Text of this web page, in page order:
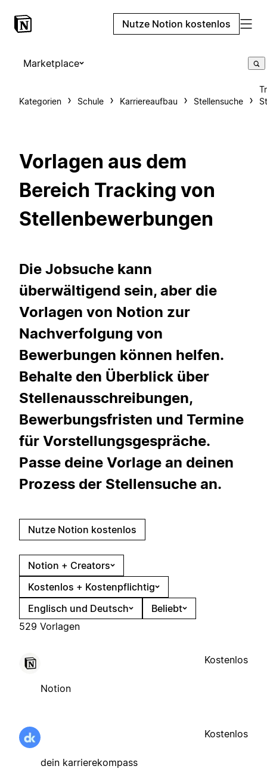
Nutze Notion kostenlos
Marketplace
Kategorien Schule Karriereaufbau Stellensuche
Vorlagen aus dem
Bereich Tracking von
Stellenbewerbungen
Die Jobsuche kann
überwältigend sein, aber die
Vorlagen von Notion zur
Nachverfolgung von
Bewerbungen können helfen.
Behalte den Überblick über
Stellenausschreibungen,
Bewerbungsfristen und Termine
für Vorstellungsgespräche.
Passe deine Vorlage an deinen
Prozess der Stellensuche an.
Nutze Notion kostenlos
Notion + Creators
Kostenlos + Kostenpflichtig
Englisch und Deutsch
Beliebt
529 Vorlagen
Notion
Kostenlos
dein karrierekompass
Kostenlos